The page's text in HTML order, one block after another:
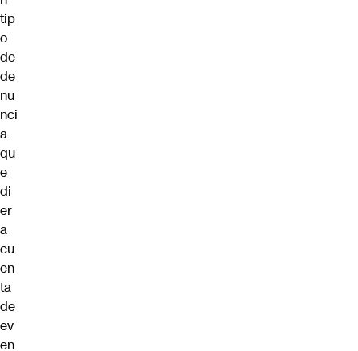
tip
o
de
de
nu
nci
a
qu
e
di
er
a
cu
en
ta
de
ev
en